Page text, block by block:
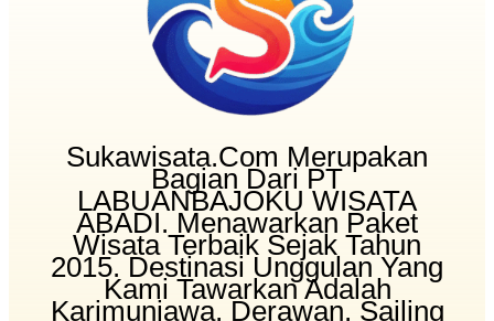
Sukawisata.com Merupakan
Bagian Dari PT
LABUANBAJOKU WISATA
ABADI. Menawarkan Paket
Wisata Terbaik Sejak Tahun
2015. Destinasi Unggulan Yang
Kami Tawarkan Adalah
Karimunjawa, Derawan, Sailing